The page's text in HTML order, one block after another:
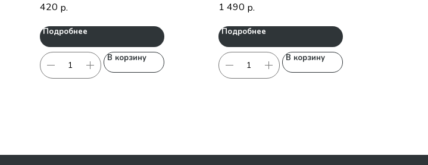
420 р.
Подробнее
В корзину
1 490 р.
Подробнее
В корзину